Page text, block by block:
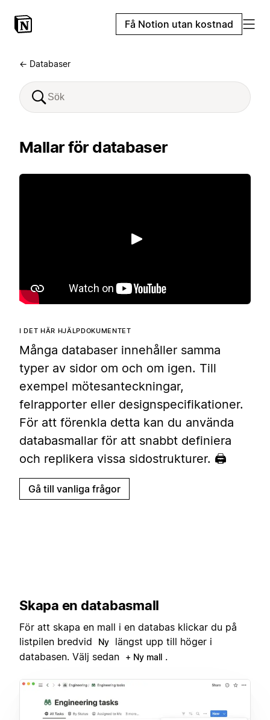
Få Notion utan kostnad
← Databaser
Mallar för databaser
Spela upp
I DET HÄR HJÄLPDOKUMENTET
Många databaser innehåller samma
typer av sidor om och om igen. Till
exempel mötesanteckningar,
felrapporter eller designspecifikationer.
För att förenkla detta kan du använda
databasmallar för att snabbt definiera
och replikera vissa sidostrukturer. 🖨
Gå till vanliga frågor
Skapa en databasmall
För att skapa en mall i en databas klickar du på
listpilen bredvid
Ny
längst upp till höger i
databasen. Välj sedan
+ Ny mall .